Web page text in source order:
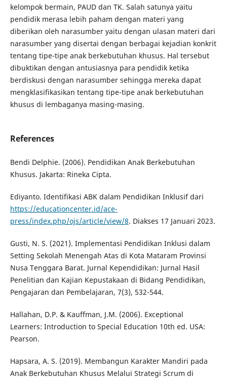
kelompok bermain, PAUD dan TK. Salah satunya yaitu
pendidik merasa lebih paham dengan materi yang
diberikan oleh narasumber yaitu dengan ulasan materi dari
narasumber yang disertai dengan berbagai kejadian konkrit
tentang tipe-tipe anak berkebutuhan khusus. Hal tersebut
dibuktikan dengan antusiasnya para pendidik ketika
berdiskusi dengan narasumber sehingga mereka dapat
mengklasifikasikan tentang tipe-tipe anak berkebutuhan
khusus di lembaganya masing-masing.
References
Bendi Delphie. (2006). Pendidikan Anak Berkebutuhan
Khusus. Jakarta: Rineka Cipta.
Ediyanto. Identifikasi ABK dalam Pendidikan Inklusif dari
https://educationcenter.id/ace-
press/index.php/ojs/article/view/8. Diakses 17 Januari 2023.
Gusti, N. S. (2021). Implementasi Pendidikan Inklusi dalam
Setting Sekolah Menengah Atas di Kota Mataram Provinsi
Nusa Tenggara Barat. Jurnal Kependidikan: Jurnal Hasil
Penelitian dan Kajian Kepustakaan di Bidang Pendidikan,
Pengajaran dan Pembelajaran, 7(3), 532-544.
Hallahan, D.P. & Kauffman, J.M. (2006). Exceptional
Learners: Introduction to Special Education 10th ed. USA:
Pearson.
Hapsara, A. S. (2019). Membangun Karakter Mandiri pada
Anak Berkebutuhan Khusus Melalui Strategi Scrum di